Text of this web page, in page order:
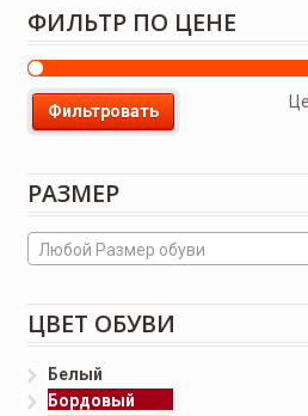
ФИЛЬТР ПО ЦЕНЕ
Фильтровать
РАЗМЕР
Любой Размер обуви
ЦВЕТ ОБУВИ
Белый
Бордовый